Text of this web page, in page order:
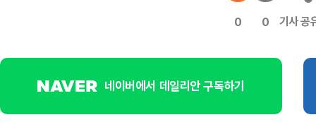
0 0 기사 공
네이버에서 데일리안 구독하기